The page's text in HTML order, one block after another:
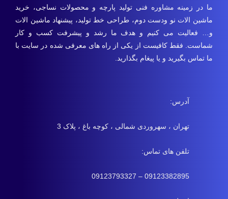
ما در زمینه مشاوره فنی تولید پارچه و محصولات نساجی، خرید
ماشین الات نو ودست دوم، طراحی خط تولید، پیشنهاد ماشین الات
و… فعالیت می کنیم و هدف ما رشد و پیشرفت کسب و کار
شماست. فقط کافیست از یکی از راه های معرفی شده در سایت با
ما تماس بگیرید و یا پیغام بگذارید.
آدرس:
تهران ، سهروردی شمالی ، کوچه باغ ، پلاک 3
تلفن های تماس:
09123382895 – 09123793327